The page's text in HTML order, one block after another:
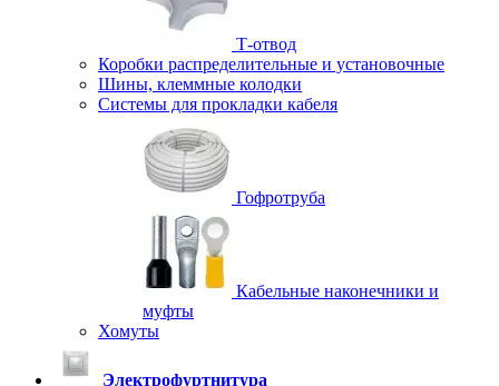
Т-отвод
Коробки распределительные и установочные
Шины, клеммные колодки
Системы для прокладки кабеля
Гофротруба
Кабельные наконечники и
муфты
Хомуты
Электрофуртнитура